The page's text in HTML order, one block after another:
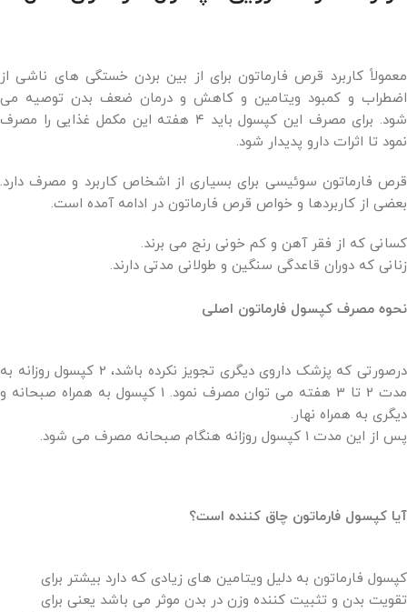
معمولاً کاربرد قرص فارماتون برای از بین بردن خستگی های ناشی از
اضطراب و کمبود ویتامین و کاهش و درمان ضعف بدن توصیه می
شود. برای مصرف این کپسول باید ۴ هفته این مکمل غذایی را مصرف
نمود تا اثرات دارو پدیدار شود.
قرص فارماتون سوئیسی برای بسیاری از اشخاص کاربرد و مصرف دارد.
بعضی از کاربردها و خواص قرص فارماتون در ادامه آمده است.
کسانی که از فقر آهن و کم خونی رنج می برند.
زنانی که دوران قاعدگی سنگین و طولانی مدتی دارند.
نحوه مصرف کپسول فارماتون اصلی
درصورتی که پزشک داروی دیگری تجویز نکرده باشد، 2 کپسول روزانه به
مدت 2 تا 3 هفته می توان مصرف نمود. 1 کپسول به همراه صبحانه و
دیگری به همراه نهار.
پس از این مدت 1 کپسول روزانه هنگام صبحانه مصرف می شود.
آیا کپسول فارماتون چاق کننده است؟
کپسول فارماتون به دلیل ویتامین های زیادی که دارد بیشتر برای
تقویت بدن و تثبیت کننده وزن در بدن موثر می باشد یعنی برای